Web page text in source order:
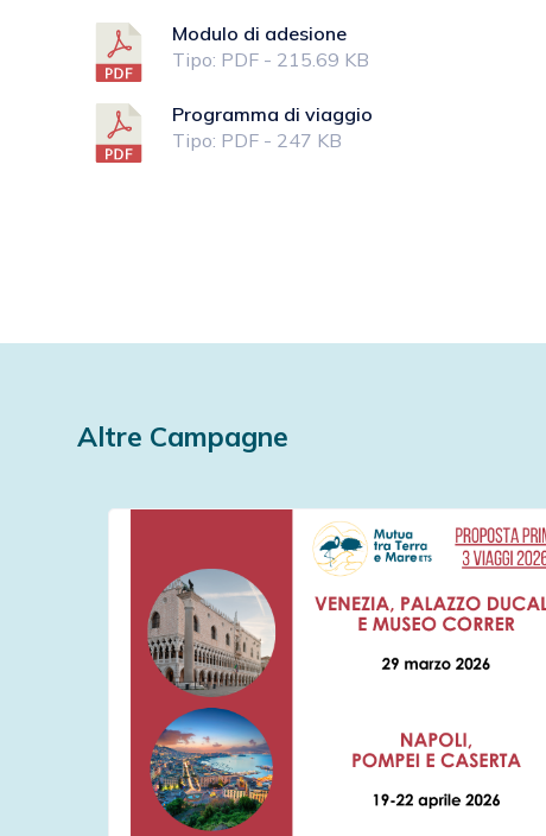
Modulo di adesione
Tipo: PDF - 215.69 KB
Programma di viaggio
Tipo: PDF - 247 KB
Altre Campagne